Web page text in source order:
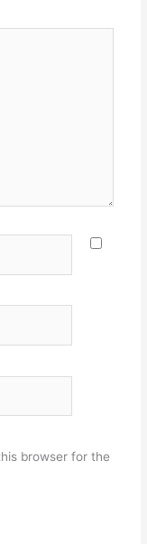
browser for the